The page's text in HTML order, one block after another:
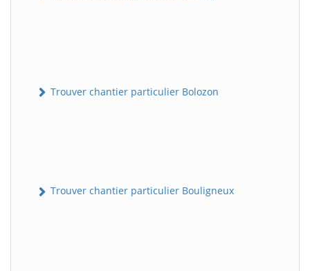
Trouver chantier particulier Bolozon
Trouver chantier particulier Bouligneux